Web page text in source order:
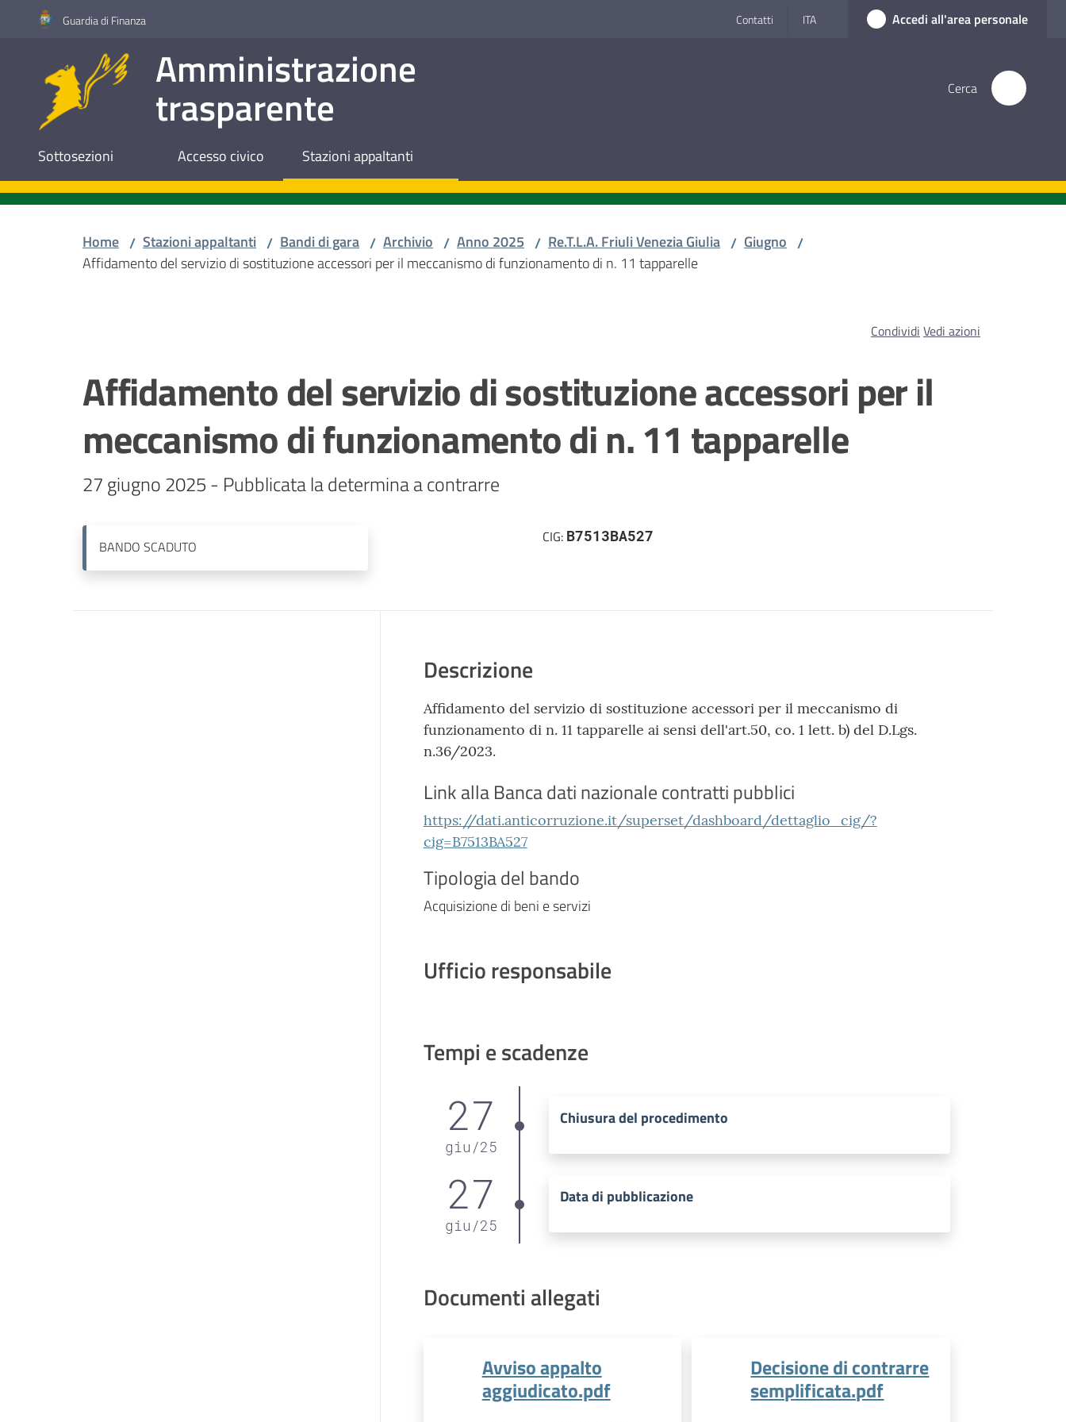
Vai al contenuto
Vai alla navigazione
Vai al footerGuardia di Finanza Contatti ITA Accedi all'area personale
Amministrazione
trasparente Cerca
Sottosezioni Accesso civico Stazioni appaltanti
Home / Stazioni appaltanti / Bandi di gara / Archivio / Anno 2025 / Re.T.L.A. Friuli Venezia Giulia / Giugno /
Affidamento del servizio di sostituzione accessori per il meccanismo di funzionamento di n. 11 tapparelle
Affidamento del servizio di sostituzione accessori per il
meccanismo di funzionamento di n. 11 tapparelle
27 giugno 2025 - Pubblicata la determina a contrarre
BANDO SCADUTO
CIG: B7513BA527
Condividi Vedi azioni
Descrizione
Affidamento del servizio di sostituzione accessori per il meccanismo di
funzionamento di n. 11 tapparelle ai sensi dell'art.50, co. 1 lett. b) del D.Lgs.
n.36/2023.
Link alla Banca dati nazionale contratti pubblici
https://dati.anticorruzione.it/superset/dashboard/dettaglio_cig/?
cig=B7513BA527
Tipologia del bando
Acquisizione di beni e servizi
Ufficio responsabile
Tempi e scadenze
27
giu /25
Chiusura del procedimento
27
giu /25
Data di pubblicazione
Documenti allegati
Avviso appalto
aggiudicato.pdf
Decisione di contrarre
semplificata.pdf